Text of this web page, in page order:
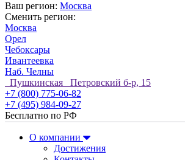
Ваш регион: Москва
Сменить регион:
Москва
Орел
Чебоксары
Ивантеевка
Наб. Челны
Пушкинская Петровский б-р, 15
+7 (800) 775-06-82
+7 (495) 984-09-27
Бесплатно по РФ
О компании
Достижения